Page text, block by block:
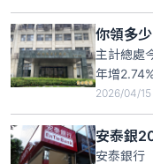
行業中，
八萬元最
之。另，
增二．七
主計總處
年增
增1.49%
平均1.7
2753元、
3.65個月
2026/04/
安泰銀行